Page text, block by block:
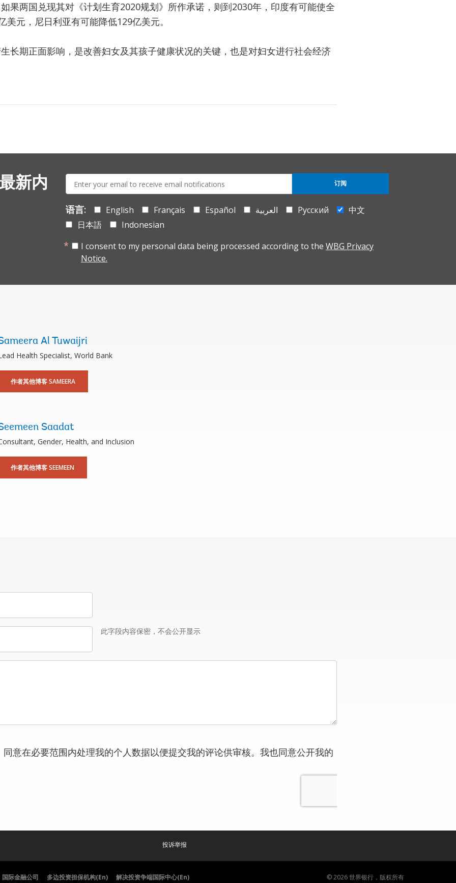
果两国兑现其对《计划生育2020规划》所作承诺，则到2030年，印度有可能使全
美元，尼日利亚有可能降低129亿美元。
长期正面影响，是改善妇女及其孩子健康状况的关键，也是对妇女进行社会经济
新内
mail:
语言: English Français Español العربية Русский
中文
日本語
Indonesian
I consent to my personal data being processed according to the WBG Privacy
Notice.
订阅
Al Tuwaijri
Health Specialist, World Bank
作者其他博客 SAMEERA
Saadat
Gender, Health, and Inclusion
作者其他博客 SEEMEEN
此字段内容保密，不会公开显示
同意在必要范围内处理我的个人数据以便提交我的评论供审核。我也同意公开我的
投诉举报
国际金融公司 多边投资担保机构(En) 解决投资争端国际中心(En) © 2026 世界银行，版权所有